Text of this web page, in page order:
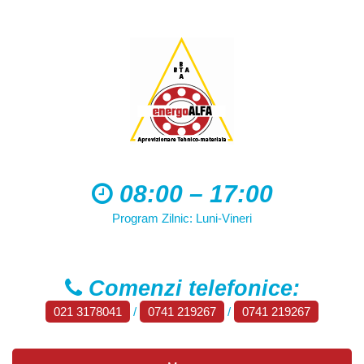
08:00 – 17:00
Program Zilnic: Luni-Vineri
Comenzi telefonice:
021 3178041 / 0741 219267 / 0741 219267